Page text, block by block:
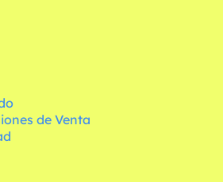
de Venta